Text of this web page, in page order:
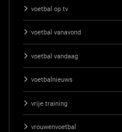
voetbal op tv
voetbal vanavond
voetbal vandaag
voetbalnieuws
vrije training
vrouwenvoetbal